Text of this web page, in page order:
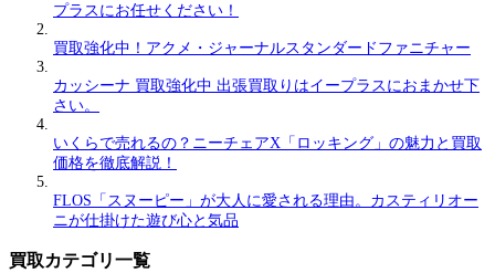
プラスにお任せください！
買取強化中！アクメ・ジャーナルスタンダードファニチャー
カッシーナ 買取強化中 出張買取りはイープラスにおまかせ下
さい。
いくらで売れるの？ニーチェアX「ロッキング」の魅力と買取
価格を徹底解説！
FLOS「スヌーピー」が大人に愛される理由。カスティリオー
ニが仕掛けた遊び心と気品
買取カテゴリ一覧